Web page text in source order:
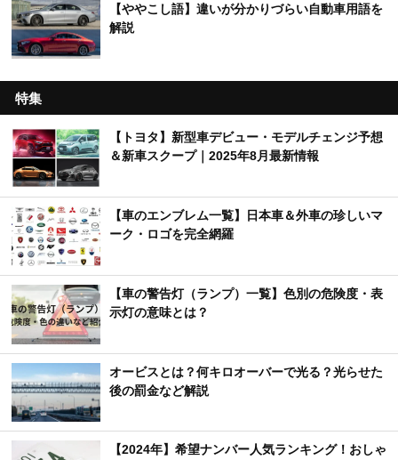
【ややこし語】違いが分かりづらい自動車用語を
解説
特集
【トヨタ】新型車デビュー・モデルチェンジ予想
＆新車スクープ｜2025年8月最新情報
【車のエンブレム一覧】日本車＆外車の珍しいマ
ーク・ロゴを完全網羅
【車の警告灯（ランプ）一覧】色別の危険度・表
示灯の意味とは？
オービスとは？何キロオーバーで光る？光らせた
後の罰金など解説
【2024年】希望ナンバー人気ランキング！おしゃ